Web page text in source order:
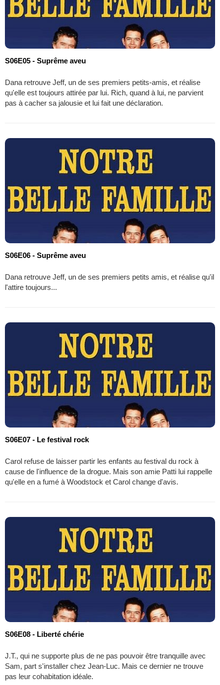
S06E05 - Suprême aveu
Dana retrouve Jeff, un de ses premiers petits-amis, et réalise
qu'elle est toujours attirée par lui. Rich, quand à lui, ne parvient
pas à cacher sa jalousie et lui fait une déclaration.
S06E06 - Suprême aveu
Dana retrouve Jeff, un de ses premiers petits amis, et réalise qu'il
l'attire toujours...
S06E07 - Le festival rock
Carol refuse de laisser partir les enfants au festival du rock à
cause de l'influence de la drogue. Mais son amie Patti lui rappelle
qu'elle en a fumé à Woodstock et Carol change d'avis.
S06E08 - Liberté chérie
J.T., qui ne supporte plus de ne pas pouvoir être tranquille avec
Sam, part s'installer chez Jean-Luc. Mais ce dernier ne trouve
pas leur cohabitation idéale.